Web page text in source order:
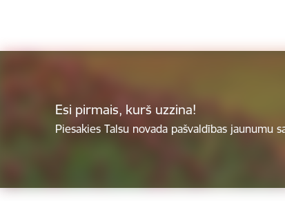
Esi pirmais, kurš uzzina!
Piesakies Talsu novada pašvaldības jaunumu